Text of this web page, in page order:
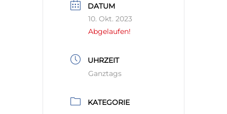
DATUM
10. Okt. 2023
Abgelaufen!
UHRZEIT
Ganztags
KATEGORIE